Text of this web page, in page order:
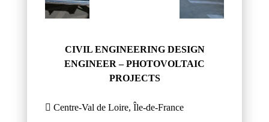
CIVIL ENGINEERING DESIGN
ENGINEER – PHOTOVOLTAIC
PROJECTS
Centre-Val de Loire, Île-de-France